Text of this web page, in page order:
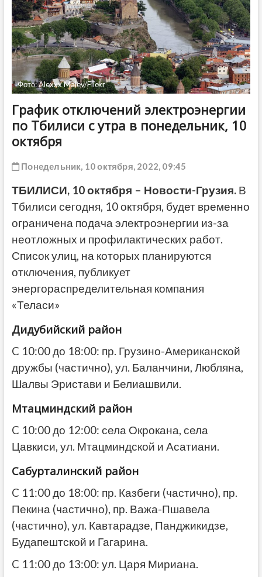
Фото: Alexxx Malev/Flickr
График отключений электроэнергии
по Тбилиси с утра в понедельник, 10
октября
Понедельник, 10 октября, 2022, 09:45
ТБИЛИСИ, 10 октября – Новости-Грузия.В
Тбилиси сегодня, 10 октября, будет временно
ограничена подача электроэнергии из-за
неотложных и профилактических работ.
Список улиц, на которых планируются
отключения, публикует
энергораспределительная компания
«Теласи»
Дидубийский район
C 10:00 до 18:00: пр. Грузино-Американской
дружбы (частично), ул. Баланчини, Любляна,
Шалвы Эристави и Белиашвили.
Мтацминдский район
C 10:00 до 12:00: села Окрокана, села
Цавкиси, ул. Мтацминдской и Асатиани.
Сабурталинский район
C 11:00 до 18:00: пр. Казбеги (частично), пр.
Пекина (частично), пр. Важа-Пшавела
(частично), ул. Кавтарадзе, Панджикидзе,
Будапештской и Гагарина.
C 11:00 до 13:00: ул. Царя Мириана.